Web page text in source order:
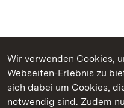
Wir verwenden Cookies,
Webseiten-Erlebnis zu
sich dabei um Cookies,
notwendig sind. Zudem
Kommen. Staunen.